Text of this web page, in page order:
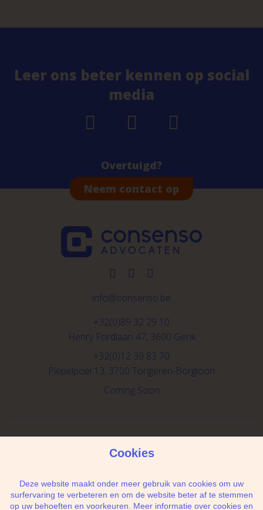
Leer ons beter kennen op social
media
Overtuigd?
Neem contact op
info@consenso.be
+32(0)89 32 29 10
Henry Fordlaan 47, 3600 Genk
+32(0)12 39 83 70
Piepelpoel 13, 3700 Tongeren-Borgloon
Coming Soon
Cookies
Deze website maakt onder meer gebruik van cookies om uw
surfervaring te verbeteren en om de website beter af te stemmen
op uw behoeften en voorkeuren. Meer informatie over cookies en